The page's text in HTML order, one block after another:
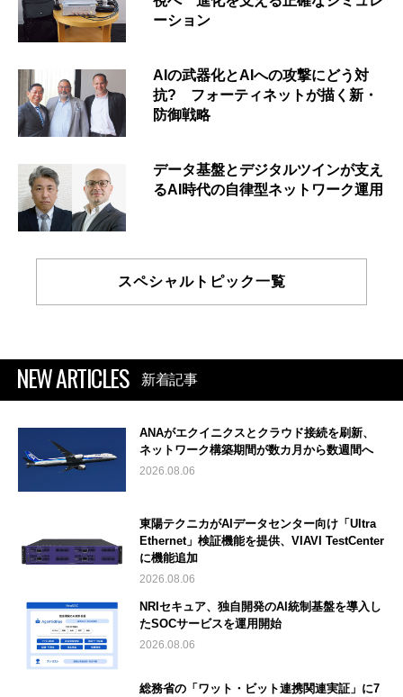
ーション
AIの武器化とAIへの攻撃にどう対
抗? フォーティネットが描く新・
防御戦略
データ基盤とデジタルツインが支え
るAI時代の自律型ネットワーク運用
スペシャルトピック一覧
NEW ARTICLES 新着記事
ANAがエクイニクスとクラウド接続を刷新、
ネットワーク構築期間が数カ月から数週間へ
2026.08.06
東陽テクニカがAIデータセンター向け「Ultra
Ethernet」検証機能を提供、VIAVI TestCenter
に機能追加
2026.08.06
NRIセキュア、独自開発のAI統制基盤を導入し
たSOCサービスを運用開始
2026.08.06
総務省の「ワット・ビット連携関連実証」に7